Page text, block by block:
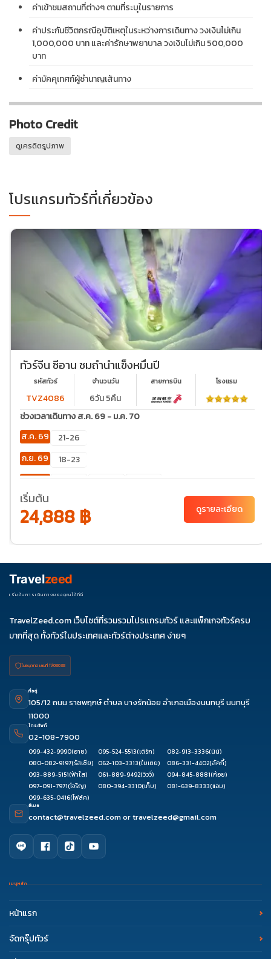
ค่าเข้าชมสถานที่ต่างๆ ตามที่ระบุในรายการ
ค่าประกันชีวิตกรณีอุบัติเหตุในระหว่างการเดินทาง วงเงินไม่เกิน
1,000,000 บาท และค่ารักษาพยาบาล วงเงินไม่เกิน 500,000
บาท
ค่ามัคคุเทศก์ผู้ชำนาญเส้นทาง
Photo Credit
ดูเครดิตรูปภาพ
โปรแกรมทัวร์ที่เกี่ยวข้อง
ทัวร์จีน ซีอาน ชมถ้ำน้ำแข็งหมื่นปี
รหัสทัวร์
TVZ4086
จำนวนวัน
6วัน 5คืน
สายการบิน โรงเเรม
ช่วงเวลาเดินทาง ส.ค. 69 - ม.ค. 70
ส.ค. 69
21-26
ก.ย. 69
18-23
ต.ค. 69
02-
23-28
30-
พ.ย. 69
20-
ม.ค. 70
01-06
เริ่มต้น
24,888 ฿ ดูรายละเอียด
Travelzeed
เริ่มต้นการเดินทางของคุณได้ที่นี่
TravelZeed.com เว็บไซต์ที่รวมรวมโปรแกรมทัวร์ และแพ็กเกจทัวร์ครบ
มากที่สุด ทั้งทัวร์ในประเทศและทัวร์ต่างประเทศ ง่ายๆ
ใบอนุญาต เลขที่ 11/08038
ที่อยู่
105/12 ถนน ราชพฤกษ์ ตำบล บางรักน้อย อำเภอเมืองนนทบุรี นนทบุรี
11000
โทรศัพท์
02-108-7900
099-432-9990(อาย) 095-524-5513(เติร์ก) 082-913-3336(นินิ)
080-082-9197(รัสเซีย) 062-103-3313(ใบเตย) 086-331-4402(ลัคกี้)
093-889-5151(ฟ้าใส) 061-889-9492(วิววี่) 094-845-8881(ก้อย)
097-091-7971(โจริญ) 080-394-3310(เก็บ) 081-639-8333(แอม)
099-635-0416(โฟล์ค)
อีเมล
contact@travelzeed.comortravelzeed@gmail.com
เมนูหลัก
หน้าแรก
จัดกรุ๊ปทัวร์